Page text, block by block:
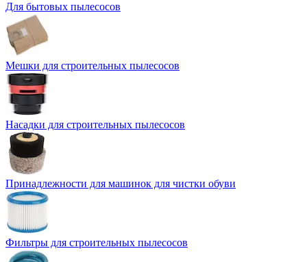
Для бытовых пылесосов
Мешки для строительных пылесосов
Насадки для строительных пылесосов
Принадлежности для машинок для чистки обуви
Фильтры для строительных пылесосов